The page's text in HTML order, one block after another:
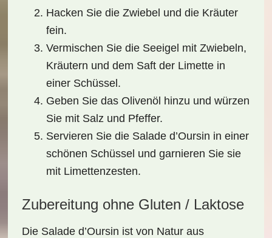
Hacken Sie die Zwiebel und die Kräuter
fein.
Vermischen Sie die Seeigel mit Zwiebeln,
Kräutern und dem Saft der Limette in
einer Schüssel.
Geben Sie das Olivenöl hinzu und würzen
Sie mit Salz und Pfeffer.
Servieren Sie die Salade d’Oursin in einer
schönen Schüssel und garnieren Sie sie
mit Limettenzesten.
Zubereitung ohne Gluten / Laktose
Die Salade d’Oursin ist von Natur aus